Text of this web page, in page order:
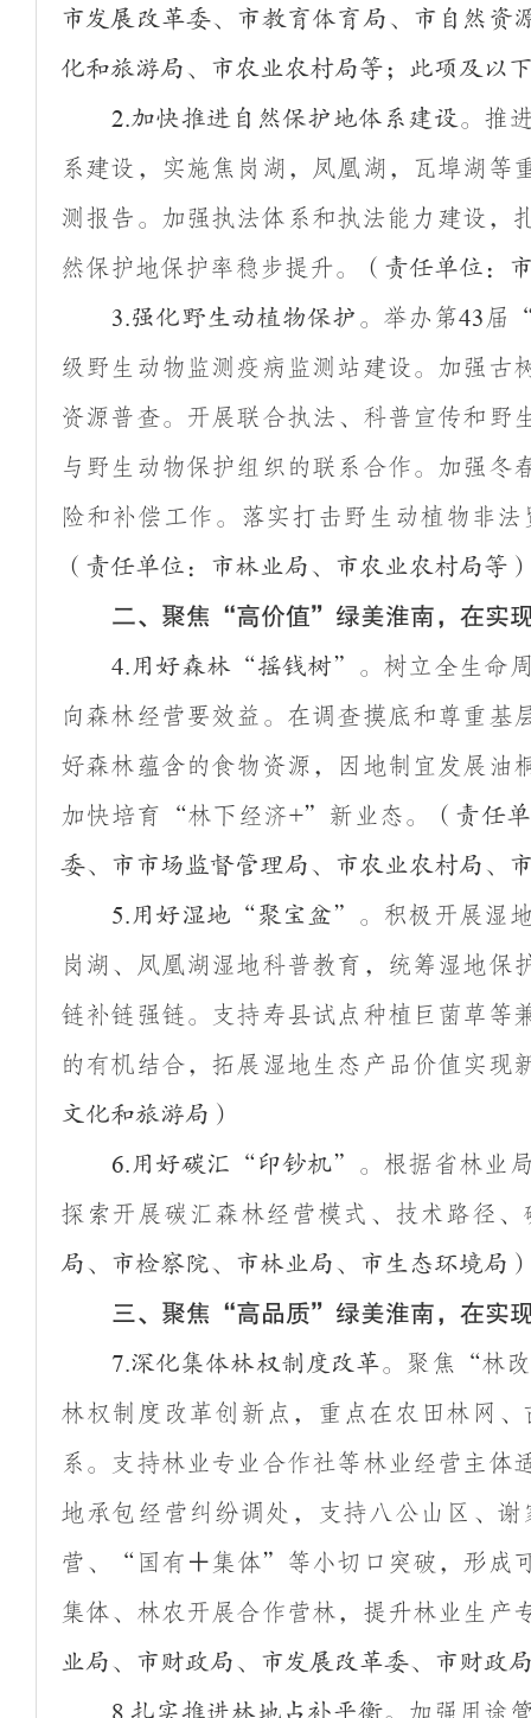
市发展改革委、市教育体育局、市自然资
化和旅游局、市农业农村局等；此项及以
2.加快推进自然保护地体系建设。 推
系建设，实施焦岗湖，凤凰湖，瓦埠湖
测报告。加强执法体系和执法能力建设，
然保护地保护率稳步提升。
（责任单位：
3.强化野生动植物保护。 举办第43届
级野生动物监测疫病监测站建设。加强古
资源普查。开展联合执法、科普宣传和野
与野生动物保护组织的联系合作。加强冬
险和补偿工作。落实打击野生动植物非
（责任单位：市林业局、市农业农村局等
二、聚焦 “高价值” 绿美淮南，在实
4.用好森林 “摇钱树” 。 树立全生命
向森林经营要效益。在调查摸底和尊重
好森林蕴含的食物资源，因地制宜发展油
加快培育
“林下经济+” 新业态。
（责任
委、市市场监督管理局、市农业农村局、
5.用好湿地 “ 聚宝盆” 。 积极开展湿
岗湖、凤凰湖湿地科普教育，统筹湿地
链补链强链。支持寿县试点种植巨菌草等
的有机结合，拓展湿地生态产品价值实现
文化和旅游局）
6.用好碳汇 “ 印钞机” 。 根据省林业
探索开展碳汇森林经营模式、技术路径
局、市检察院、市林业局、市生态环境局
三、聚焦 “高品质” 绿美淮南，在实
7.深化集体林权制度改革。 聚焦 “林
林权制度改革创新点，重点在农田林网
系。支持林业专业合作社等林业经营主体
地承包经营纠纷调处，支持八公山区、
营、
“ 国有＋集体” 等小切口突破，形成
集体、林农开展合作营林，提升林业生产
业局、市财政局、市发展改革委、市财政